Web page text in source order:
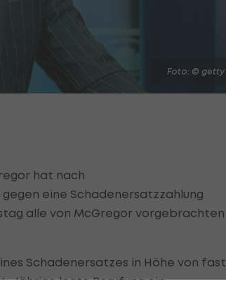
Foto: © getty
hat nach
eine Schadenersatzzahlung
alle von McGregor vorgebrachten
Schadenersatzes in Höhe von fast
Jährige legte Berufung ein.